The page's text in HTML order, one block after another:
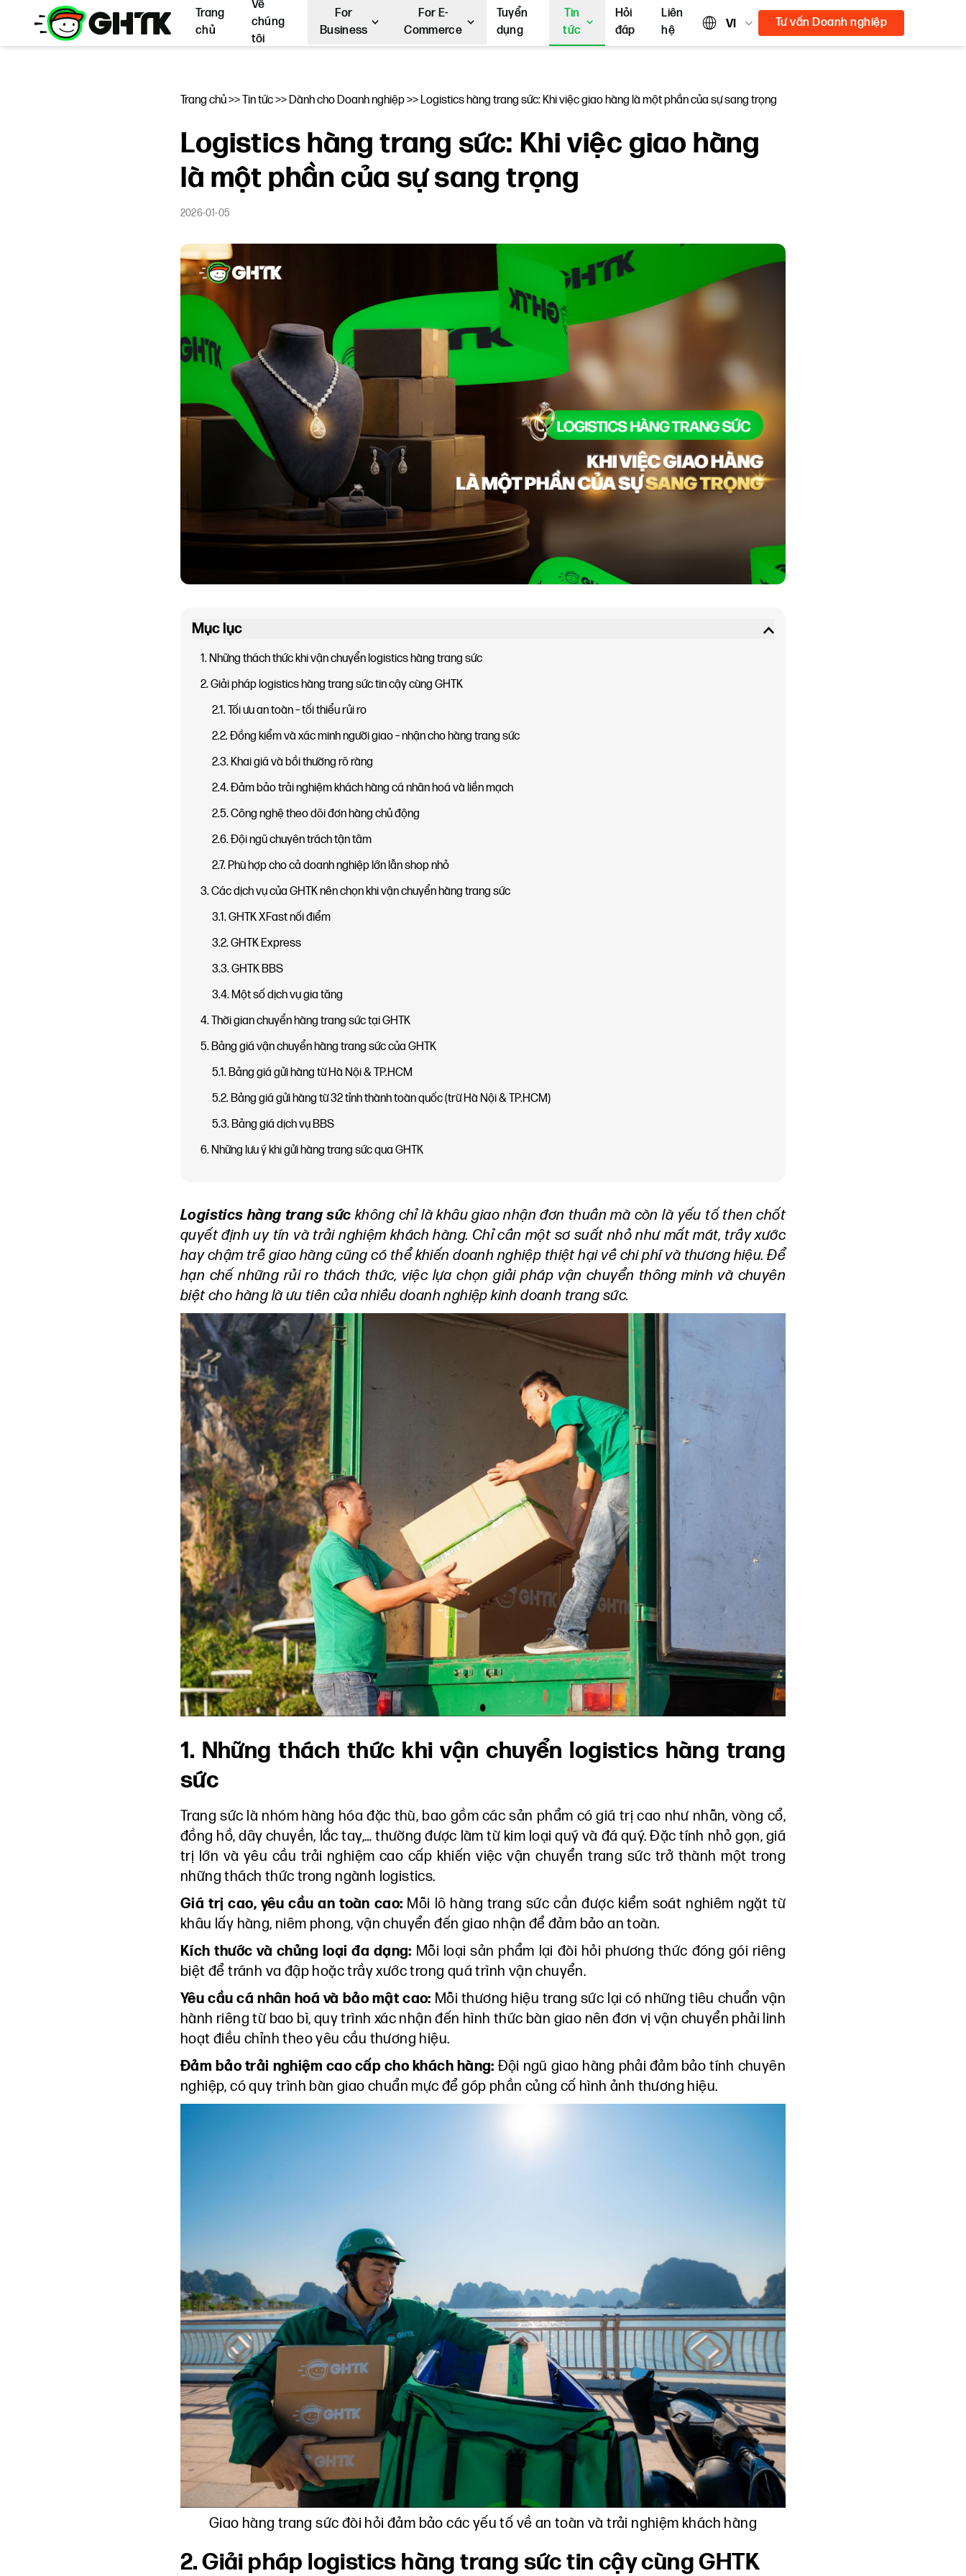
Trang
chủ
Về
chúng
tôi
For
Business
For E-
Commerce
Tuyển
dụng
Tin
tức
Hỏi
đáp
Liên
hệ
VI Tư vấn Doanh nghiệp
Trang chủ>>Tin tức>>Dành cho Doanh nghiệp>>Logistics hàng trang sức: Khi việc giao hàng là một phần của sự sang trọng
Logistics hàng trang sức: Khi việc giao hàng
là một phần của sự sang trọng
2026-01-05
Mục lục
1. Những thách thức khi vận chuyển logistics hàng trang sức
2. Giải pháp logistics hàng trang sức tin cậy cùng GHTK
2.1. Tối ưu an toàn – tối thiểu rủi ro
2.2. Đồng kiểm và xác minh người giao – nhận cho hàng trang sức
2.3. Khai giá và bồi thường rõ ràng
2.4. Đảm bảo trải nghiệm khách hàng cá nhân hoá và liền mạch
2.5. Công nghệ theo dõi đơn hàng chủ động
2.6. Đội ngũ chuyên trách tận tâm
2.7. Phù hợp cho cả doanh nghiệp lớn lẫn shop nhỏ
3. Các dịch vụ của GHTK nên chọn khi vận chuyển hàng trang sức
3.1. GHTK XFast nối điểm
3.2. GHTK Express
3.3. GHTK BBS
3.4. Một số dịch vụ gia tăng
4. Thời gian chuyển hàng trang sức tại GHTK
5. Bảng giá vận chuyển hàng trang sức của GHTK
5.1. Bảng giá gửi hàng từ Hà Nội & TP.HCM
5.2. Bảng giá gửi hàng từ 32 tỉnh thành toàn quốc (trừ Hà Nội & TP.HCM)
5.3. Bảng giá dịch vụ BBS
6. Những lưu ý khi gửi hàng trang sức qua GHTK
Logistics hàng trang sức không chỉ là khâu giao nhận đơn thuần mà còn là yếu tố then chốt
quyết định uy tín và trải nghiệm khách hàng. Chỉ cần một sơ suất nhỏ như mất mát, trầy xước
hay chậm trễ giao hàng cũng có thể khiến doanh nghiệp thiệt hại về chi phí và thương hiệu. Để
hạn chế những rủi ro thách thức, việc lựa chọn giải pháp vận chuyển thông minh và chuyên
biệt cho hàng là ưu tiên của nhiều doanh nghiệp kinh doanh trang sức.
1. Những thách thức khi vận chuyển logistics hàng trang
sức
Trang sức là nhóm hàng hóa đặc thù, bao gồm các sản phẩm có giá trị cao như nhẫn, vòng cổ,
đồng hồ, dây chuyền, lắc tay,… thường được làm từ kim loại quý và đá quý. Đặc tính nhỏ gọn, giá
trị lớn và yêu cầu trải nghiệm cao cấp khiến việc vận chuyển trang sức trở thành một trong
những thách thức trong ngành logistics.
Giá trị cao, yêu cầu an toàn cao: Mỗi lô hàng trang sức cần được kiểm soát nghiêm ngặt từ
khâu lấy hàng, niêm phong, vận chuyển đến giao nhận để đảm bảo an toàn.
Kích thước và chủng loại đa dạng: Mỗi loại sản phẩm lại đòi hỏi phương thức đóng gói riêng
biệt để tránh va đập hoặc trầy xước trong quá trình vận chuyển.
Yêu cầu cá nhân hoá và bảo mật cao: Mỗi thương hiệu trang sức lại có những tiêu chuẩn vận
hành riêng từ bao bì, quy trình xác nhận đến hình thức bàn giao nên đơn vị vận chuyển phải linh
hoạt điều chỉnh theo yêu cầu thương hiệu.
Đảm bảo trải nghiệm cao cấp cho khách hàng:Đội ngũ giao hàng phải đảm bảo tính chuyên
nghiệp, có quy trình bàn giao chuẩn mực để góp phần củng cố hình ảnh thương hiệu.
Giao hàng trang sức đòi hỏi đảm bảo các yếu tố về an toàn và trải nghiệm khách hàng
2. Giải pháp logistics hàng trang sức tin cậy cùng GHTK